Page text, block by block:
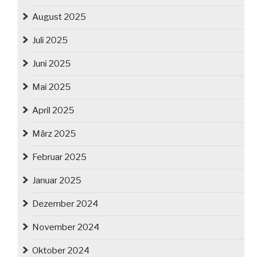
August 2025
Juli 2025
Juni 2025
Mai 2025
April 2025
März 2025
Februar 2025
Januar 2025
Dezember 2024
November 2024
Oktober 2024